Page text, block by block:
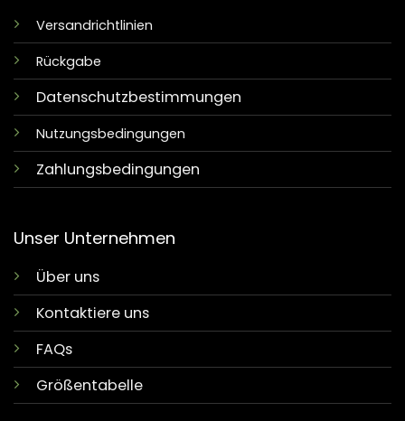
Versandrichtlinien
Rückgabe
Datenschutzbestimmungen
Nutzungsbedingungen
Zahlungsbedingungen
Unser Unternehmen
Über uns
Kontaktiere uns
FAQs
Größentabelle